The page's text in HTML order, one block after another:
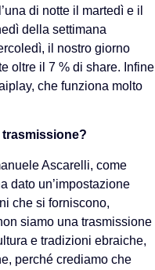
di notte il martedì e il
della settimana
il nostro giorno
oltre il 7 % di share. Infine
che funziona molto
trasmissione?
Ascarelli, come
dato un’impostazione
che si forniscono,
siamo una trasmissione
e tradizioni ebraiche,
perché crediamo che